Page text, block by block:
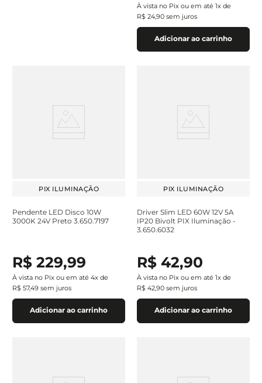
À vista no Pix ou em até 1x de
R$ 24,90 sem juros
Adicionar ao carrinho
PIX ILUMINAÇÃO
Pendente LED Disco 10W
3000K 24V Preto 3.650.7197
R$ 229,99
À vista no Pix ou em até 4x de
R$ 57,49 sem juros
Adicionar ao carrinho
PIX ILUMINAÇÃO
Driver Slim LED 60W 12V 5A
IP20 Bivolt PIX Iluminação -
3.650.6032
R$ 42,90
À vista no Pix ou em até 1x de
R$ 42,90 sem juros
Adicionar ao carrinho